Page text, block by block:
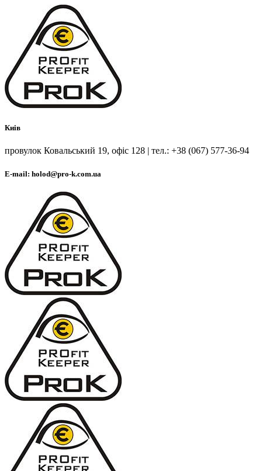
Киів
провулок Ковальський 19, офіс 128 | тел.: +38 (067) 577-36-94
E-mail: holod@pro-k.com.ua